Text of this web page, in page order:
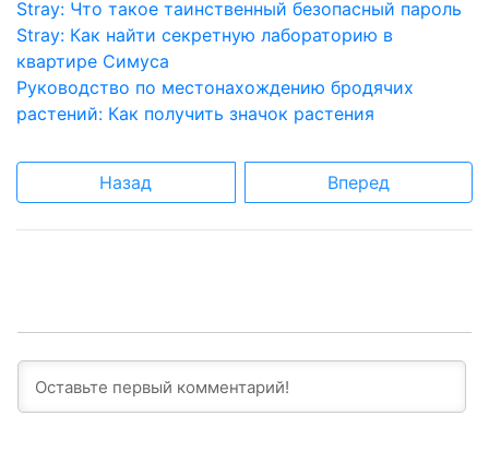
Stray: Что такое таинственный безопасный пароль
Stray: Как найти секретную лабораторию в
квартире Симуса
Руководство по местонахождению бродячих
растений: Как получить значок растения
Назад Вперед